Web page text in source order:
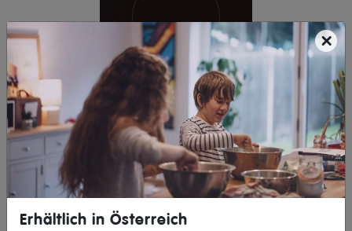
Demnächst verfügbar
Produktinformation
×
Erhältlich in Österreich